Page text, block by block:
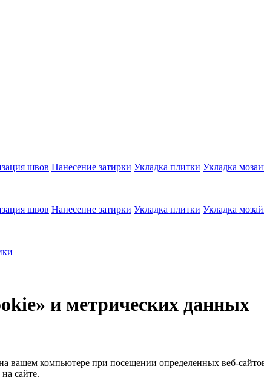
швов Нанесение затирки Укладка плитки Укладка
швов Нанесение затирки Укладка плитки Укладка
и метрических данных
вашем компьютере при посещении определенных веб-
сайте.